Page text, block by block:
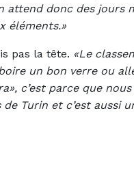
attend donc des jours
éléments.»
pas la tête. «Le
un bon verre ou
c’est parce que
Turin et c’est aussi